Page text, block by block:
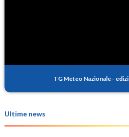
TG Meteo Nazionale -
Ultime news